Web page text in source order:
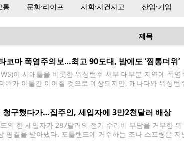
통 문화·라이프 사회·사건사고 산업·기업
제목
코마 폭염주의보…최고 90도대, 밤에도 ‘찜통더위’
이 시애틀을 비롯한 워싱턴주 서부 대부분 지역에 폭
위가 이틀간 이어질 것으로 예상되지만, 캐나다와 워싱
청구했다가…집주인, 세입자에 3만2천달러 배상
의 한 세입자가 287달러의 전기 수리비 부담을 거부한
평결을 받아냈다. 포틀랜드에 거주하는 조나 스프링은